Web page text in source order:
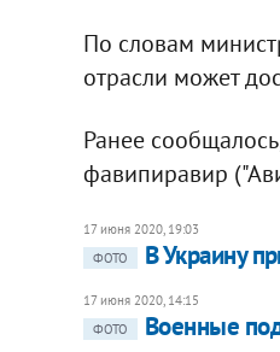
По словам
отрасли может
Ранее
фавипиравир
17 июня 2020, 19:03
ФОТО
В Украину
17 июня 2020, 14:15
ФОТО
Военные